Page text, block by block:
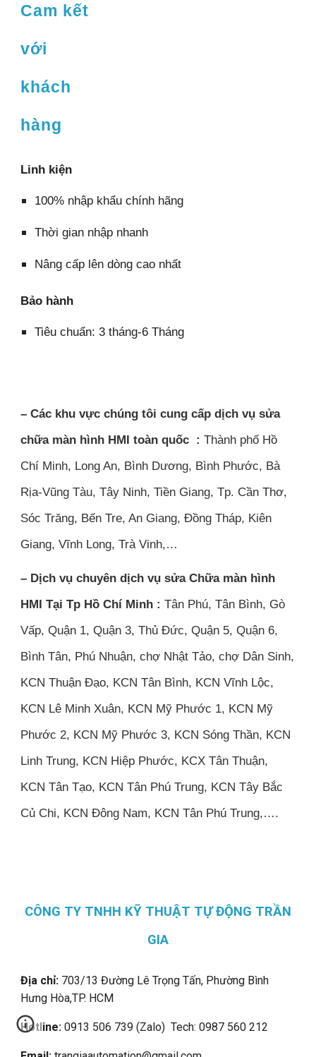
Cam kết
với
khách
hàng
Linh kiện
100% nhập khẩu chính hãng
Thời gian nhập nhanh
Nâng cấp lên dòng cao nhất
Bảo hành
Tiêu chuẩn: 3 tháng-6 Tháng
– Các khu vực chúng tôi cung cấp dịch vụ sửa
chữa màn hình HMI toàn quốc : Thành phố Hồ
Chí Minh, Long An, Bình Dương, Bình Phước, Bà
Rịa-Vũng Tàu, Tây Ninh, Tiền Giang, Tp. Cần Thơ,
Sóc Trăng, Bến Tre, An Giang, Đồng Tháp, Kiên
Giang, Vĩnh Long, Trà Vinh,…
– Dịch vụ chuyên dịch vụ sửa Chữa màn hình
HMI Tại Tp Hồ Chí Minh : Tân Phú, Tân Bình, Gò
Vấp, Quận 1, Quận 3, Thủ Đức, Quận 5, Quận 6,
Bình Tân, Phú Nhuận, chợ Nhật Tảo, chợ Dân Sinh,
KCN Thuận Đạo, KCN Tân Bình, KCN Vĩnh Lộc,
KCN Lê Minh Xuân, KCN Mỹ Phước 1, KCN Mỹ
Phước 2, KCN Mỹ Phước 3, KCN Sóng Thần, KCN
Linh Trung, KCN Hiệp Phước, KCX Tân Thuận,
KCN Tân Tạo, KCN Tân Phú Trung, KCN Tây Bắc
Củ Chi, KCN Đông Nam, KCN Tân Phú Trung,….
CÔNG TY TNHH KỸ THUẬT TỰ ĐỘNG TRẦN
GIA
Địa chỉ: 703/13 Đường Lê Trọng Tấn, Phường Bình
Hưng Hòa,TP. HCM
Hotline: 0913 506 739 (Zalo) Tech: 0987 560 212